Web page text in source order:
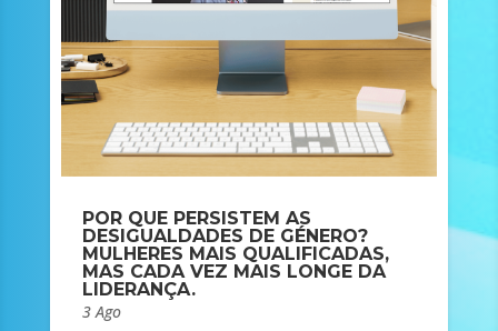
POR QUE PERSISTEM AS
DESIGUALDADES DE GÉNERO?
MULHERES MAIS QUALIFICADAS,
MAS CADA VEZ MAIS LONGE DA
LIDERANÇA.
3 Ago